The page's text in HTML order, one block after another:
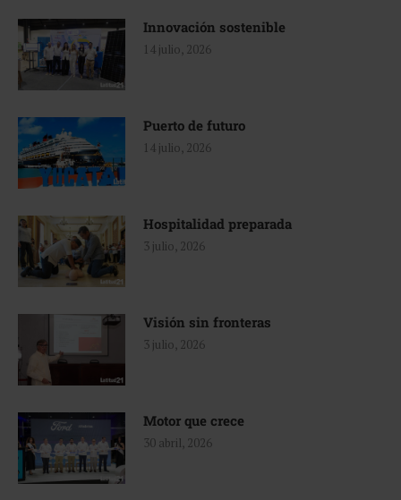
Innovación sostenible
14 julio, 2026
Puerto de futuro
14 julio, 2026
Hospitalidad preparada
3 julio, 2026
Visión sin fronteras
3 julio, 2026
Motor que crece
30 abril, 2026